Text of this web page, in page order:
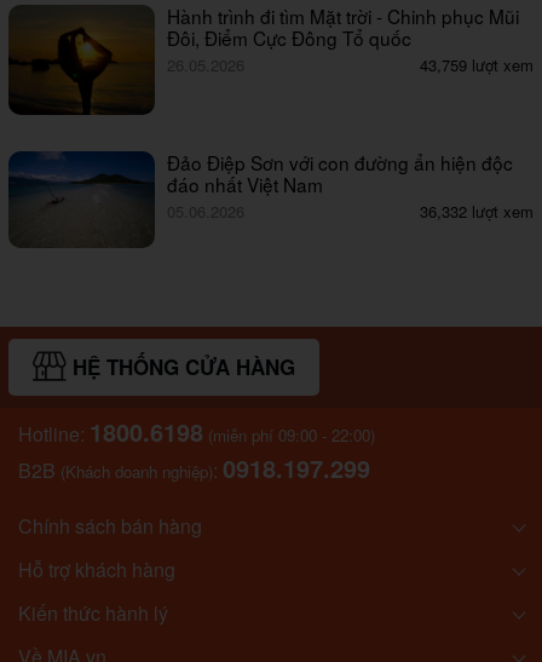
Hành trình đi tìm Mặt trời - Chinh phục Mũi
Đôi, Điểm Cực Đông Tổ quốc
26.05.2026 43,759 lượt xem
Đảo Điệp Sơn với con đường ẩn hiện độc
đáo nhất Việt Nam
05.06.2026 36,332 lượt xem
HỆ THỐNG CỬA HÀNG
Hotline: 1800.6198 (miễn phí 09:00 - 22:00)
B2B (Khách doanh nghiệp): 0918.197.299
Chính sách bán hàng
Hỗ trợ khách hàng
Kiến thức hành lý